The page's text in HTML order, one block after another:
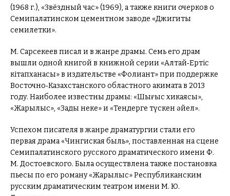
(1968 г.), «Звёздный час» (1969), а также книги очерков о
Семипалатинском цементном заводе «Джигиты
семилетки».
М. Сарсекеев писал и в жанре драмы. Семь его драм
вышли одной книгой в книжной серии «Алтай‑Ертіс
кітапханасы» в издательстве «Фолиант» при поддержке
Восточно‑Казахстанского областного акимата в 2013
году. Наиболее известны драмы: «Шыңғыс хикаясы»,
«Жарылыс», «Заңды неке» и «Тендерге түскен әйел».
Успехом писателя в жанре драматургии стали его
первая драма «Чингиская быль», поставленная на сцене
Семипалатинского русского драматического имени Ф.
М. Достоевского. Была осуществлена ​​также постановка
пьесы по его роману «Жарылыс» ​​Республиканским
русским драматическим театром имени М. Ю.